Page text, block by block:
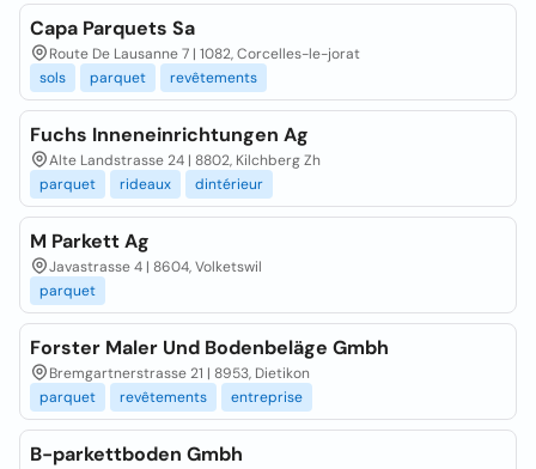
Capa Parquets Sa
Route De Lausanne 7 | 1082, Corcelles-le-jorat
sols
parquet revêtements
Fuchs Inneneinrichtungen Ag
Alte Landstrasse 24 | 8802, Kilchberg Zh
parquet
rideaux dintérieur
M Parkett Ag
Javastrasse 4 | 8604, Volketswil
parquet
Forster Maler Und Bodenbeläge Gmbh
Bremgartnerstrasse 21 | 8953, Dietikon
parquet
revêtements entreprise
B-parkettboden Gmbh